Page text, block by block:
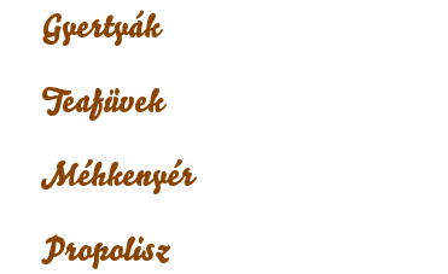
Gyertyák
Teafüvek
Méhkenyér
Propolisz